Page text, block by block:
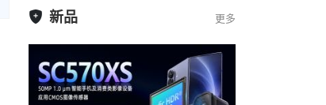
新品 更多